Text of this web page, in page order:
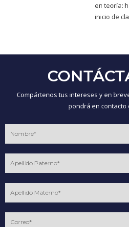
en teoría:
inicio de
Compártenos tus intereses y en
pondrá en contacto